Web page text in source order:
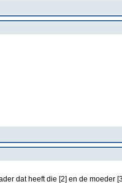
dat heeft die [2] en de moeder